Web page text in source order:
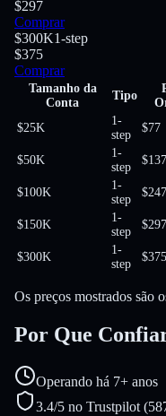
$297
Comprar
$300K1-step
$375
Comprar
Tamanho da
Conta
Tipo
$25K
1-
step
$77
$50K
1-
step
$137
$100K
1-
step
$247
$150K
1-
step
$297
$300K
1-
step
$375
Os preços mostrados são
Por Que
Operando há 7+ anos
3.4/5 no Trustpilot